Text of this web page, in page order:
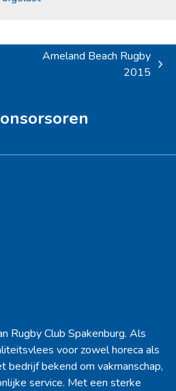
Ameland Beach Rugby
2015
Rugby Club Spakenburg. Als
voor zowel horeca als
bedrijf bekend om vakmanschap,
service. Met een sterke